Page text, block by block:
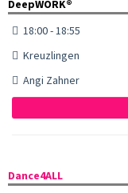
DeepWORK®
18:00 - 18:55
Kreuzlingen
Angi Zahner
Dance4ALL